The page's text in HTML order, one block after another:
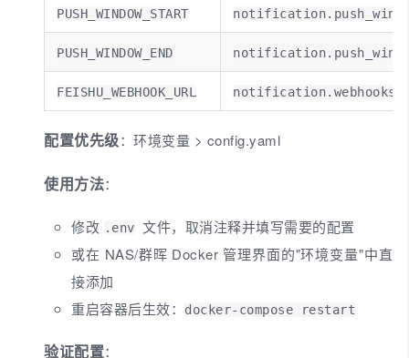
PUSH_WINDOW_START
PUSH_WINDOW_END
FEISHU_WEBHOOK_URL
配置优先级：环境变量 > config.yaml
使用方法：
修改 .env 文件，取消注释并填写需要的配置
或在 NAS/群晖 Docker 管理界面的"环境变量"中直
接添加
重启容器后生效：
docker-compose restart
验证配置：